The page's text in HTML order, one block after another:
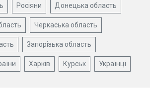
Росіяни Донецька область
Черкаська область
Запорізька область
Харків Курськ Українці